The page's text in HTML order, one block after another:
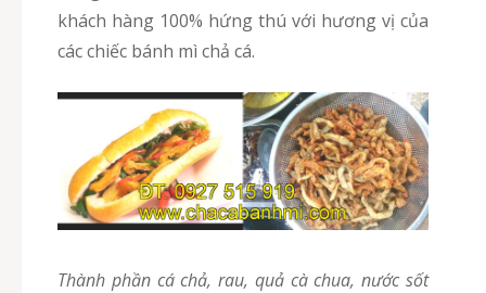
khách hàng 100% hứng thú với hương vị của
các chiếc bánh mì chả cá.
Thành phần cá chả, rau, quả cà chua, nước sốt